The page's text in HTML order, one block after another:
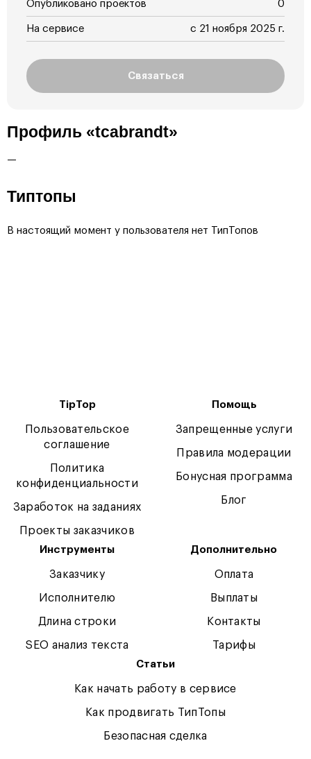
Опубликовано проектов 0
На сервисе с 21 ноября 2025 г.
Связаться
Профиль «tcabrandt»
—
Типтопы
В настоящий момент у пользователя нет ТипТопов
TipTop
Пользовательское
соглашение
Политика
конфиденциальности
Заработок на заданиях
Проекты заказчиков
Помощь
Запрещенные услуги
Правила модерации
Бонусная программа
Блог
Инструменты
Заказчику
Исполнителю
Длина строки
SEO анализ текста
Дополнительно
Оплата
Выплаты
Контакты
Тарифы
Статьи
Как начать работу в сервисе
Как продвигать ТипТопы
Безопасная сделка